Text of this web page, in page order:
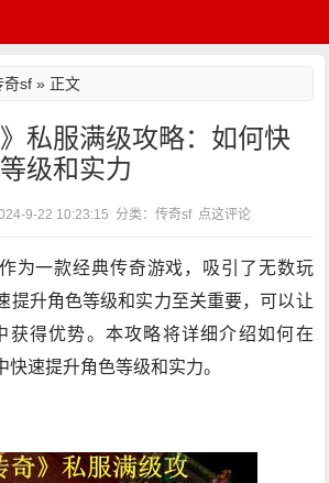
奇sf » 正文
》私服满级攻略：如何快
级和实力
9-22 10:23:15 分类：传奇sf 点这评论
为一款经典传奇游戏，吸引了无数玩
提升角色等级和实力至关重要，可以让
获得优势。本攻略将详细介绍如何在
快速提升角色等级和实力。